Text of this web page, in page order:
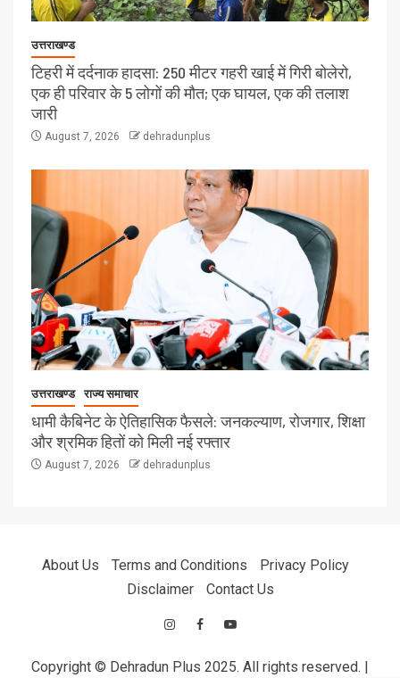
उत्तराखण्ड
टिहरी में दर्दनाक हादसा: 250 मीटर गहरी खाई में गिरी बोलेरो,
एक ही परिवार के 5 लोगों की मौत; एक घायल, एक की तलाश
जारी
August 7, 2026 dehradunplus
उत्तराखण्ड राज्य समाचार
धामी कैबिनेट के ऐतिहासिक फैसले: जनकल्याण, रोजगार, शिक्षा
और श्रमिक हितों को मिली नई रफ्तार
August 7, 2026 dehradunplus
About Us Terms and Conditions
Privacy Policy
Disclaimer
Contact Us
Copyright © Dehradun Plus 2025. All rights reserved.